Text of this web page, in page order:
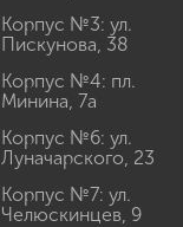
Корпус №3: ул.
Пискунова, 38
Корпус №4: пл.
Минина, 7а
Корпус №6: ул.
Луначарского, 23
Корпус №7: ул.
Челюскинцев, 9